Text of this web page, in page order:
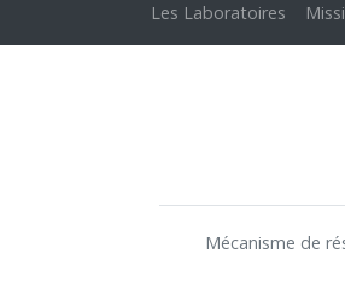
Les Laboratoires
Mécanisme de